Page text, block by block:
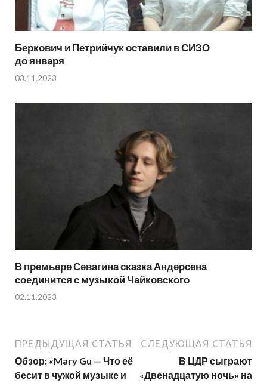
Беркович и Петрийчук оставили в СИЗО
до января
03.11.2023
В премьере Севагина сказка Андерсена
соединится с музыкой Чайковского
02.11.2023
ПРЕДЫДУЩАЯ СТАТЬЯ
Обзор: «Mary Gu — Что её
бесит в чужой музыке и
СЛЕДУЮЩАЯ СТАТЬЯ
В ЦДР сыграют
«Двенадцатую ночь» на